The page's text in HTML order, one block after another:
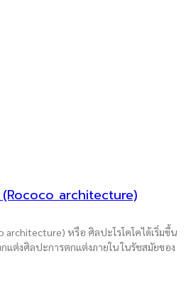
(Rococo architecture)
architecture) หรือ ศิลปะโรโคโคได้เริ่มขึ้น
ต่งศิลปะการตกแต่งภายใน ในรัชสมัยของ